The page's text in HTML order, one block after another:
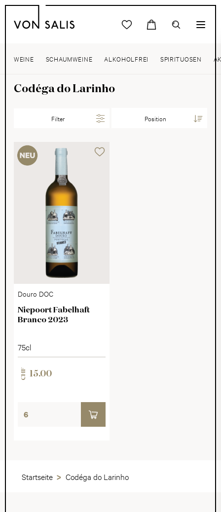
WEINE SCHAUMWEINE ALKOHOLFREI SPIRITUOSEN
Codéga do Larinho
Filter
Douro DOC
Niepoort Fabelhaft
Branco 2023
75cl
CHF 15.00
Startseite Codéga do Larinho